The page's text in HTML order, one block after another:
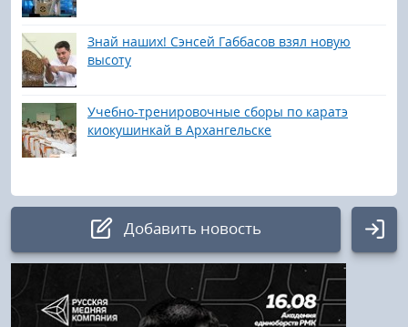
Знай наших! Сэнсей Габбасов взял новую
высоту
Учебно-тренировочные сборы по каратэ
киокушинкай в Архангельске
Добавить новость
Авторизация